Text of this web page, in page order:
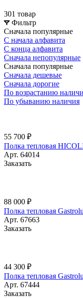
301 товар
Фильтр
Сначала популярные
С начала алфавита
С конца алфавита
Сначала непопулярные
Сначала популярные
Сначала дешевые
Сначала дорогие
По возрастанию
По убыванию наличия
55 700 ₽
Полка тепловая
Арт. 64014
Заказать
88 000 ₽
Полка тепловая
Арт. 67663
Заказать
44 300 ₽
Полка тепловая
Арт. 67444
Заказать